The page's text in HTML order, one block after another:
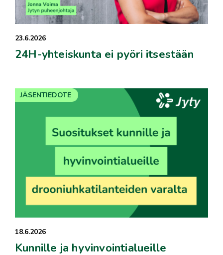
23.6.2026
24H-yhteiskunta ei pyöri itsestään
18.6.2026
Kunnille ja hyvinvointialueille
JÄSENTIEDOTE